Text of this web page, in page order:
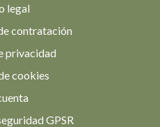
legal
contratación
privacidad
cookies
GPSR